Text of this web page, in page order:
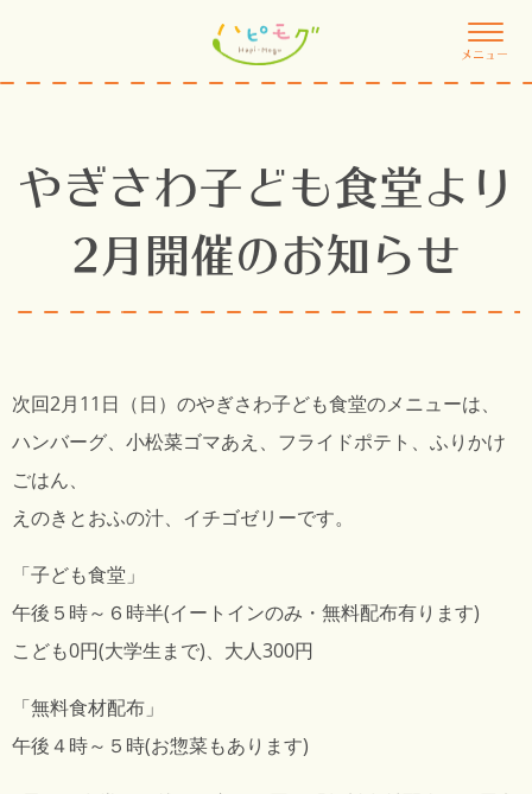
メニュー
やぎさわ子ども食堂より
2月開催のお知らせ
次回2月11日（日）のやぎさわ子ども食堂のメニューは、
ハンバーグ、小松菜ゴマあえ、フライドポテト、ふりかけ
ごはん、
えのきとおふの汁、イチゴゼリーです。
「子ども食堂」
午後５時～６時半(イートインのみ・無料配布有ります)
こども0円(大学生まで)、大人300円
「無料食材配布」
午後４時～５時(お惣菜もあります)